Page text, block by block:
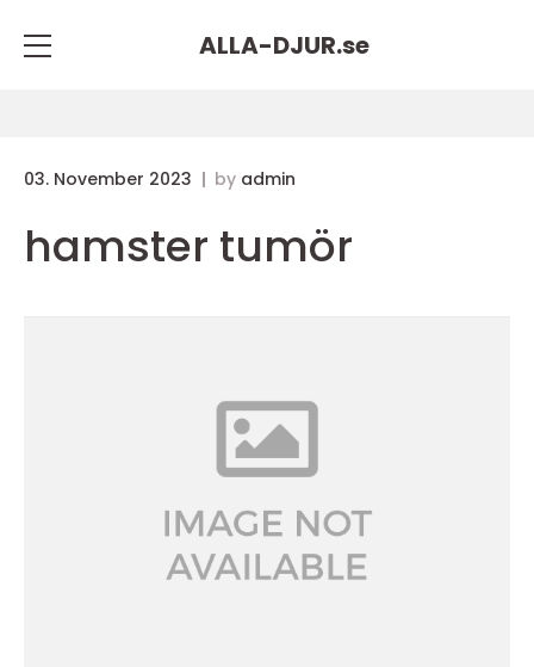
ALLA-DJUR.se
03. November 2023 by admin
hamster tumör